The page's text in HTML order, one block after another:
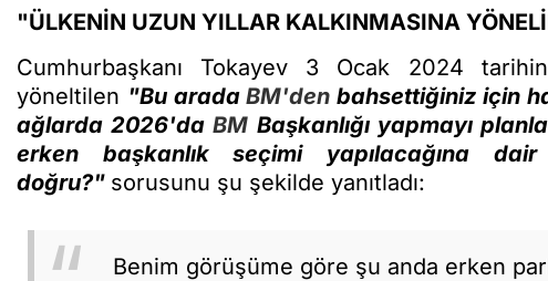
"ÜLKENİN UZUN YILLAR KALKINMASINA
Cumhurbaşkanı Tokayev 3 Ocak 2024
yöneltilen "Bu aradaBM'den bahsettiğiniz için
ağlarda 2026'daBM Başkanlığı yapmayı
erken başkanlık seçimi yapılacağına
doğru?" sorusunu şu şekilde yanıtladı:
Benim görüşüme göre şu anda erken